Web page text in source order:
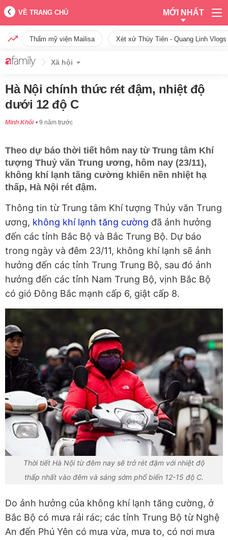
VỀ TRANG CHỦ MỚI NHẤT
Thẩm mỹ viện Mailisa Xét xử Thùy Tiên - Quang Linh
Xã hội
Hà Nội chính thức rét đậm, nhiệt độ
dưới 12 độ C
Minh Khôi 9 năm trước
Theo dự báo thời tiết hôm nay từ Trung tâm Khí
tượng Thuỷ văn Trung ương, hôm nay (23/11),
không khí lạnh tăng cường khiến nền nhiệt hạ
thấp, Hà Nội rét đậm.
Thông tin từ Trung tâm Khí tượng Thủy văn Trung
ương, không khí lạnh tăng cường đã ảnh hưởng
đến các tỉnh Bắc Bộ và Bắc Trung Bộ. Dự báo
trong ngày và đêm 23/11, không khí lạnh sẽ ảnh
hưởng đến các tỉnh Trung Trung Bộ, sau đó ảnh
hưởng đến các tỉnh Nam Trung Bộ, vịnh Bắc Bộ
có gió Đông Bắc mạnh cấp 6, giật cấp 8.
Thời tiết Hà Nội từ đêm nay sẽ trở rét đậm với nhiệt độ
thấp nhất vào đêm và sáng sớm phổ biến 12-15 độ C.
Do ảnh hưởng của không khí lạnh tăng cường, ở
Bắc Bộ có mưa rải rác; các tỉnh Trung Bộ từ Nghệ
An đến Phú Yên có mưa vừa, mưa to, có nơi mưa